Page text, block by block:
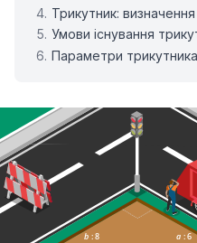
Трикутник:
Умови існування
Параметри трикутника